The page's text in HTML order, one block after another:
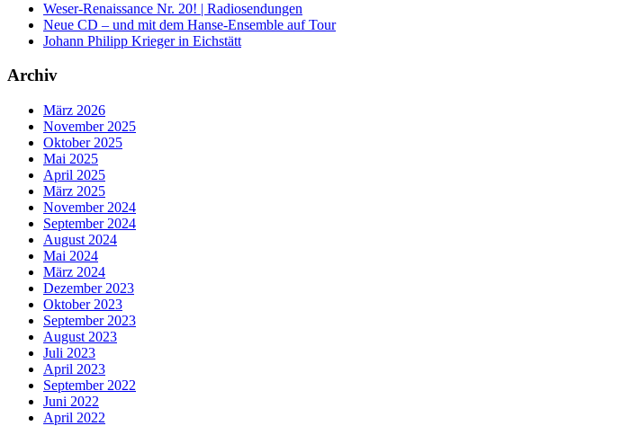
Weser-Renaissance Nr. 20! | Radiosendungen
Neue CD – und mit dem Hanse-Ensemble auf Tour
Johann Philipp Krieger in Eichstätt
Archiv
März 2026
November 2025
Oktober 2025
Mai 2025
April 2025
März 2025
November 2024
September 2024
August 2024
Mai 2024
März 2024
Dezember 2023
Oktober 2023
September 2023
August 2023
Juli 2023
April 2023
September 2022
Juni 2022
April 2022